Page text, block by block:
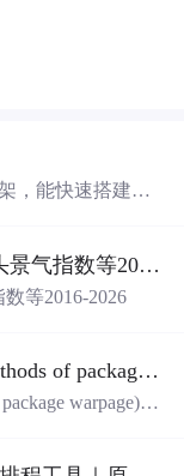
，能快速搭建应
口代码，一键生
Vue3的Arco D
，极易上手、代
能框架性能和并
NPI综合景气指数 NPI集装箱码头景气指数等2016-2026
等2016-2026
JEITA ED-7306 (Measurement methods of package warpage).pdf
warpage).p